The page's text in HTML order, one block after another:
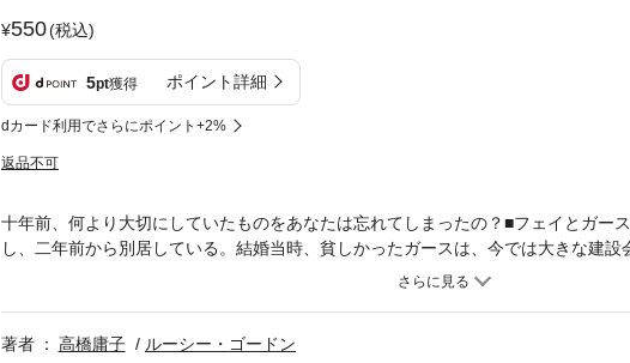
550(税込)
5pt獲得 ポイント詳細
dカード利用でさらにポイント+2%
返品不可
十年前、何より大切にしていたものをあなたは忘れてしまったの？■フェイとガー
し、二年前から別居している。結婚当時、貧しかったガースは、今では大きな建設
家庭を顧みないことに、フェイは耐えられなかったのだ。別居後、恋人もできた彼
わりしだい離婚に応じよう、と。フェイは離婚を前提に、子供たちと共に再びガー
著者 高橋庸子
ルーシー・ゴードン